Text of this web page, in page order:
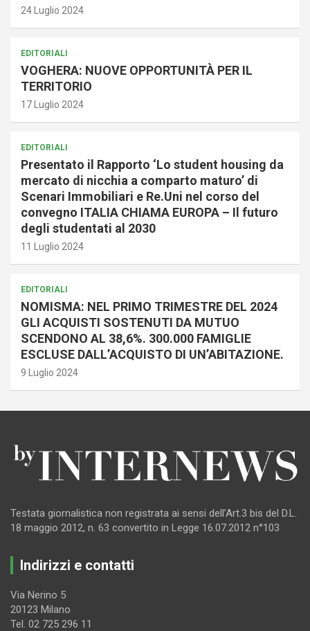
24 Luglio 2024
EDITORIALI
VOGHERA: NUOVE OPPORTUNITÀ PER IL
TERRITORIO
17 Luglio 2024
EDITORIALI
Presentato il Rapporto ‘Lo student housing da
mercato di nicchia a comparto maturo’ di
Scenari Immobiliari e Re.Uni nel corso del
convegno ITALIA CHIAMA EUROPA – Il futuro
degli studentati al 2030
11 Luglio 2024
EDITORIALI
NOMISMA: NEL PRIMO TRIMESTRE DEL 2024
GLI ACQUISTI SOSTENUTI DA MUTUO
SCENDONO AL 38,6%. 300.000 FAMIGLIE
ESCLUSE DALL’ACQUISTO DI UN’ABITAZIONE.
9 Luglio 2024
Testata giornalistica non registrata ai sensi dell’Art.3 bis del D.L.
18 maggio 2012, n. 63 convertito in Legge 16.07.2012 n°103
Indirizzi e contatti
Via Nerino 5
20123 Milano
Tel. 02 725 296 11